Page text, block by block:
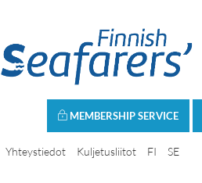
MEMBERSHIP SERVICE
Yhteystiedot Kuljetusliitot FI SE